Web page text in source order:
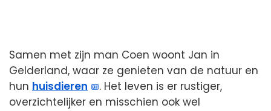
Samen met zijn man Coen woont Jan in
Gelderland, waar ze genieten van de natuur en
hun huisdieren
. Het leven is er rustiger,
overzichtelijker en misschien ook wel